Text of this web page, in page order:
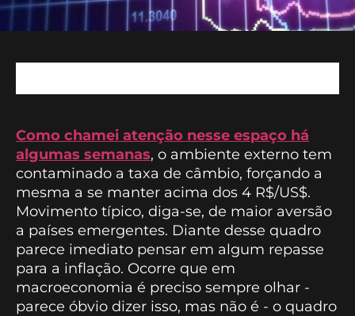
Como chamei atenção nesse espaço há
algumas semanas, o ambiente externo tem
contaminado a taxa de câmbio, forçando a
mesma a se manter acima dos 4 R$/US$.
Movimento típico, diga-se, de maior aversão
a países emergentes. Diante desse quadro
parece imediato pensar em algum repasse
para a inflação. Ocorre que em
macroeconomia é preciso sempre olhar -
parece óbvio dizer isso, mas não é - o quadro